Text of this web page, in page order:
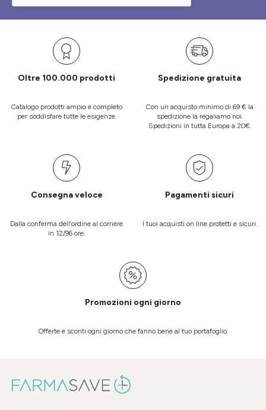
Oltre 100.000 prodotti
Catalogo prodotti ampio e completo
per soddisfare tutte le esigenze.
Spedizione gratuita
Con un acquisto minimo di 69 € la
spedizione la regaliamo noi.
Spedizioni in tutta Europa a 20€.
Consegna veloce
Dalla conferma dell’ordine al corriere
in 12/96 ore.
Pagamenti sicuri
I tuoi acquisti on line protetti e sicuri.
Promozioni ogni giorno
Offerte e sconti ogni giorno che fanno bene al tuo portafoglio.